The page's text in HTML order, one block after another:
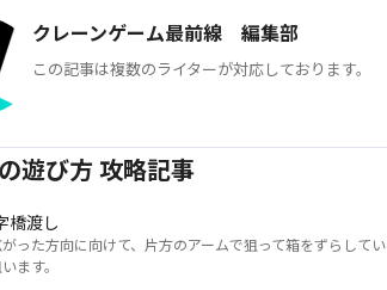
クレーンゲーム最前線 編集部
この記事は複数のライターが対応しております。
遊び方 攻略記事
橋渡し
った方向に向けて、片方のアームで狙って箱をずらして
ます。